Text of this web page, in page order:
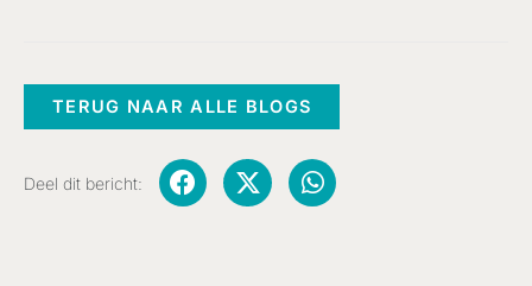
TERUG NAAR ALLE BLOGS
Deel dit bericht: